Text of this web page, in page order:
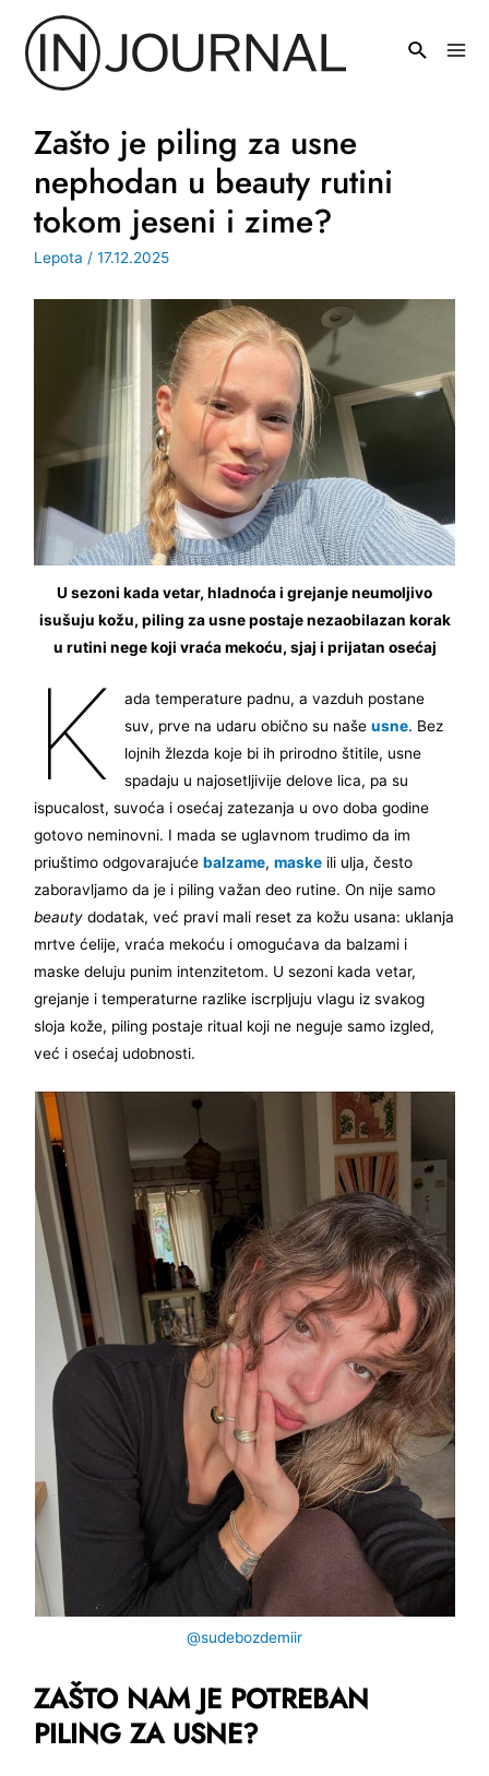
sadržaj
Zašto je piling za usne
nephodan u beauty rutini
tokom jeseni i zime?
Lepota /17.12.2025
U sezoni kada vetar, hladnoća i grejanje neumoljivo
isušuju kožu, piling za usne postaje nezaobilazan korak
u rutini nege koji vraća mekoću, sjaj i prijatan osećaj
K
ada temperature padnu, a vazduh postane
suv, prve na udaru obično su naše usne. Bez
lojnih žlezda koje bi ih prirodno štitile, usne
spadaju u najosetljivije delove lica, pa su
ispucalost, suvoća i osećaj zatezanja u ovo doba godine
gotovo neminovni. I mada se uglavnom trudimo da im
priuštimo odgovarajućebalzame,maske ili ulja, često
zaboravljamo da je i piling važan deo rutine. On nije samo
beautydodatak, već pravi mali reset za kožu usana: uklanja
mrtve ćelije, vraća mekoću i omogućava da balzami i
maske deluju punim intenzitetom. U sezoni kada vetar,
grejanje i temperaturne razlike iscrpljuju vlagu iz svakog
sloja kože, piling postaje ritual koji ne neguje samo izgled,
već i osećaj udobnosti.
@sudebozdemiir
ZAŠTO NAM JE POTREBAN
PILING ZA USNE?